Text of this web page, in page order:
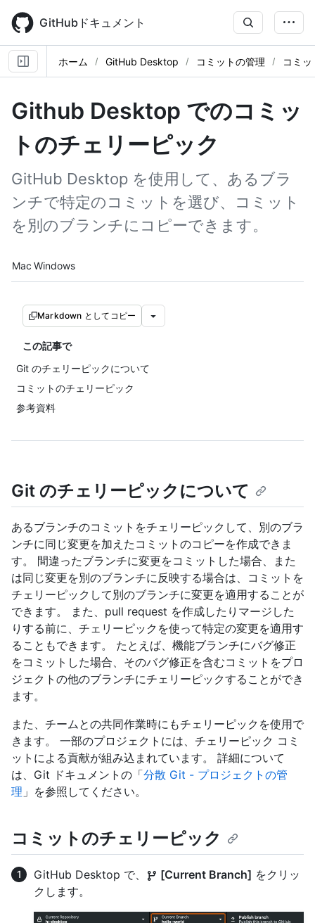
main
content
GitHubドキュメント
ホーム GitHub Desktop コミットの管理 コミ
Github Desktop でのコミッ
トのチェリーピック
GitHub Desktop を使用して、あるブラ
ンチで特定のコミットを選び、コミット
を別のブランチにコピーできます。
Platform navigation
Mac Windows
Markdown としてコピー
この記事で
Git のチェリーピックについて
コミットのチェリーピック
参考資料
Git のチェリーピックについて
あるブランチのコミットをチェリーピックして、別のブラ
ンチに同じ変更を加えたコミットのコピーを作成できま
す。 間違ったブランチに変更をコミットした場合、また
は同じ変更を別のブランチに反映する場合は、コミットを
チェリーピックして別のブランチに変更を適用することが
できます。 また、pull request を作成したりマージした
りする前に、チェリーピックを使って特定の変更を適用す
ることもできます。 たとえば、機能ブランチにバグ修正
をコミットした場合、そのバグ修正を含むコミットをプロ
ジェクトの他のブランチにチェリーピックすることができ
ます。
また、チームとの共同作業時にもチェリーピックを使用で
きます。 一部のプロジェクトには、チェリーピック コミ
ットによる貢献が組み込まれています。 詳細について
は、Git ドキュメントの「分散 Git - プロジェクトの管
理 」を参照してください。
コミットのチェリーピック
GitHub Desktop で、 [Current Branch] をクリッ
クします。